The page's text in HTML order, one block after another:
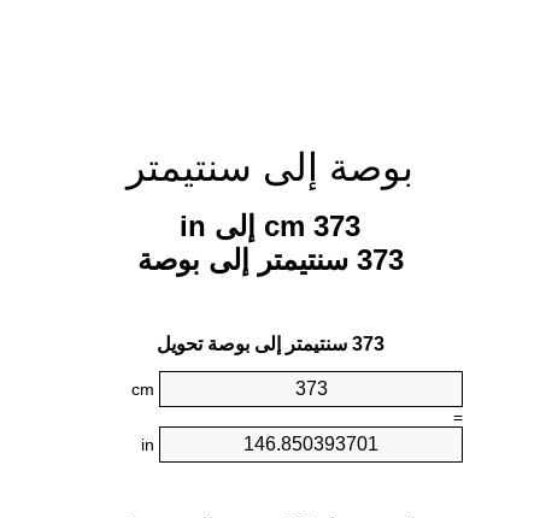
بوصة إلى سنتيمتر
373 cm إلى in
373 سنتيمتر إلى بوصة
373 سنتيمتر إلى بوصة تحويل
cm
=
in